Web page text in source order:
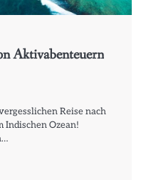
Aktivabenteuern
Reise nach
Indischen Ozean!